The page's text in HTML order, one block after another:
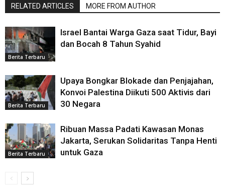
RELATED ARTICLES MORE FROM AUTHOR
Berita Terbaru
Israel Bantai Warga Gaza saat Tidur, Bayi
dan Bocah 8 Tahun Syahid
Berita Terbaru
Upaya Bongkar Blokade dan Penjajahan,
Konvoi Palestina Diikuti 500 Aktivis dari
30 Negara
Berita Terbaru
Ribuan Massa Padati Kawasan Monas
Jakarta, Serukan Solidaritas Tanpa Henti
untuk Gaza